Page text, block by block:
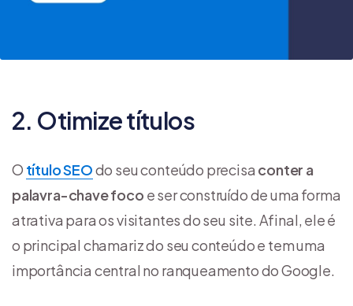
2. Otimize títulos
O título SEOdo seu conteúdo precisa conter a
palavra-chave foco e ser construído de uma forma
atrativa para os visitantes do seu site. Afinal, ele é
o principal chamariz do seu conteúdo e tem uma
importância central no ranqueamento do Google.